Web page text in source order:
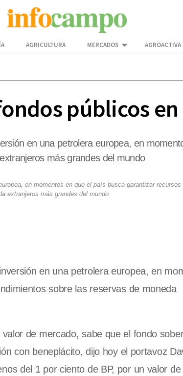
AGRICULTURA MERCADOS AGROACTIVA
públicos
en una petrolera europea, en
más grandes del mundo
en momentos en que el país busca garantizar
extranjeros más grandes del mundo
en una petrolera europea, en
sobre las reservas de moneda
de mercado, sabe que el fondo
con beneplácito, dijo hoy el portavoz
del 1 por ciento de BP, por un valor